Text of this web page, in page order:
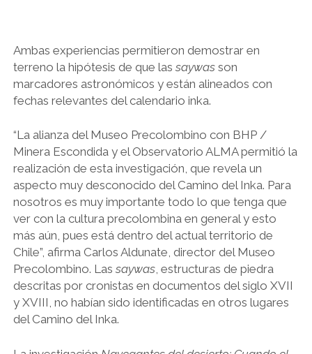
Ambas experiencias permitieron demostrar en
terreno la hipótesis de que las saywasson
marcadores astronómicos y están alineados con
fechas relevantes del calendario inka.
“La alianza del Museo Precolombino con BHP /
Minera Escondida y el Observatorio ALMA permitió la
realización de esta investigación, que revela un
aspecto muy desconocido del Camino del Inka. Para
nosotros es muy importante todo lo que tenga que
ver con la cultura precolombina en general y esto
más aún, pues está dentro del actual territorio de
Chile”, afirma Carlos Aldunate, director del Museo
Precolombino. Las saywas, estructuras de piedra
descritas por cronistas en documentos del siglo XVII
y XVIII, no habían sido identificadas en otros lugares
del Camino del Inka.